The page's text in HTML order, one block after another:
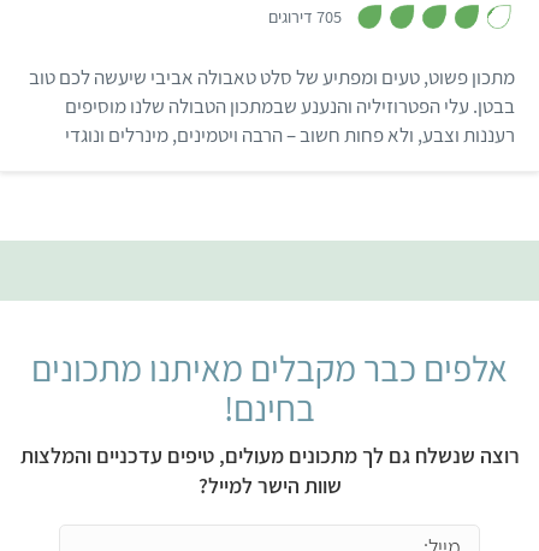
705 דירוגים
ת
ו
ך
5
מתכון פשוט, טעים ומפתיע של סלט טאבולה אביבי שיעשה לכם טוב
בבטן. עלי הפטרוזיליה והנענע שבמתכון הטבולה שלנו מוסיפים
רעננות וצבע, ולא פחות חשוב – הרבה ויטמינים, מינרלים ונוגדי
אלפים כבר מקבלים מאיתנו מתכונים
בחינם!
רוצה שנשלח גם לך מתכונים מעולים, טיפים עדכניים והמלצות
שוות הישר למייל?